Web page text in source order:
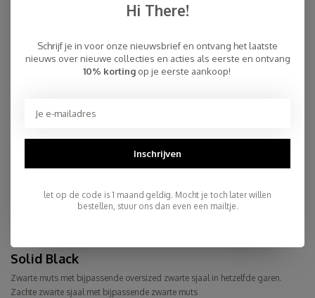
Black - Solid Grey
Solid Black
Zwarte muts met bijpassende oversized zwarte sjaal in hetzelfde garen.
Zachte zwarte sjaal met bijpassende zwarte muts
Hi There!
Schrijf je in voor onze nieuwsbrief en ontvang het laatste
nieuws over nieuwe collecties en acties als eerste en ontvang
10% korting op je eerste aankoop!
Inschrijven
let op de code is 1 maand geldig. Mocht je toch later willen
bestellen, stuur ons dan even een mailtje.